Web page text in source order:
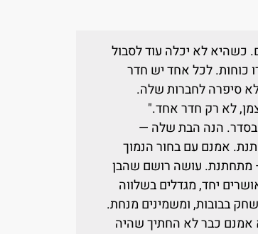
כשהיא לא יכלה עוד לסבול
כוחות. לכל אחד יש חדר
סיפרה לחברות שלה.
לא רק חדר אחד."
הנה הבת שלה —
אמנם עם בחור הנמוך
— מתחתנת. עושה רושם שהבן
יחד, מגדלים בשלווה
בבובות, ומשמינים מנחת.
אמנם כבר לא החתיך שהיה